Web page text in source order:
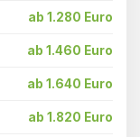
ab 1.280 Euro
ab 1.460 Euro
ab 1.640 Euro
ab 1.820 Euro